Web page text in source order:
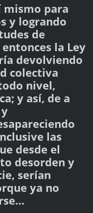
mismo para
y logrando
de
la Ley
devolviendo
colectiva
nivel,
y así, de a
las
desde el
desorden y
serían
ya no